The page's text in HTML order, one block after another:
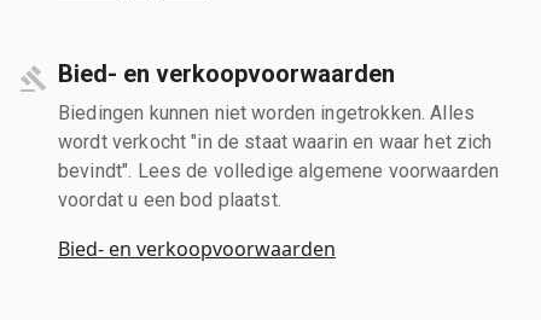
Bied- en verkoopvoorwaarden
Biedingen kunnen niet worden ingetrokken. Alles
wordt verkocht "in de staat waarin en waar het zich
bevindt". Lees de volledige algemene voorwaarden
voordat u een bod plaatst.
Bied- en verkoopvoorwaarden